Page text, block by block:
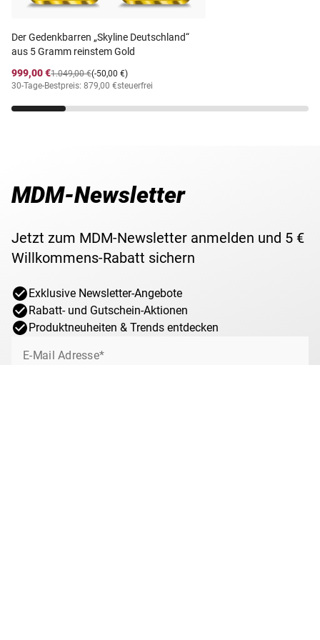
Massives Gold (585/1000)!
✓Streng limitiert: nur 1.000 Ausgaben!
Motiv Bergbau im Ruhrgebiet
Lieferzeit
Der Gedenkbarren „Skyline Deutschland“
aus 5 Gramm reinstem Gold
999,00 €
(-50,00 €)
1.049,00 €
30-Tage-Bestpreis: 879,00 €steuerfrei
MDM-Newsletter
Jetzt zum MDM-Newsletter anmelden und 5 €
Willkommens-Rabatt sichern
Exklusive Newsletter-Angebote
Rabatt- und Gutschein-Aktionen
Produktneuheiten & Trends entdecken
E-Mail Adresse*